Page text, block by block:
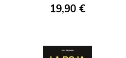
19,90 €